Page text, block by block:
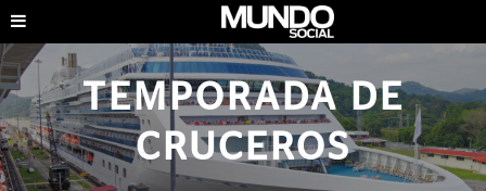
TEMPORADA DE
CRUCEROS